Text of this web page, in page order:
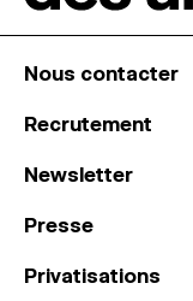
Nous contacter
Recrutement
Newsletter
Presse
Privatisations